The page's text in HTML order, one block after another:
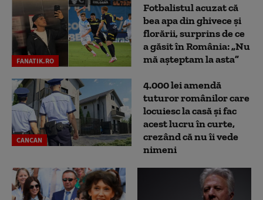
FANATIK.RO
Fotbalistul acuzat că
bea apa din ghivece și
florării, surprins de ce
a găsit în România: „Nu
mă așteptam la asta”
CANCAN
4.000 lei amendă
tuturor românilor care
locuiesc la casă și fac
acest lucru în curte,
crezând că nu îi vede
nimeni